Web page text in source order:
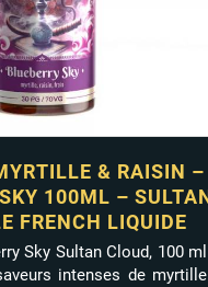
& RAISIN –
100ML –
FRENCH LIQUIDE
19,90 €.15,90 €.
Sky Sultan Cloud, 100 ml
intenses de myrtille